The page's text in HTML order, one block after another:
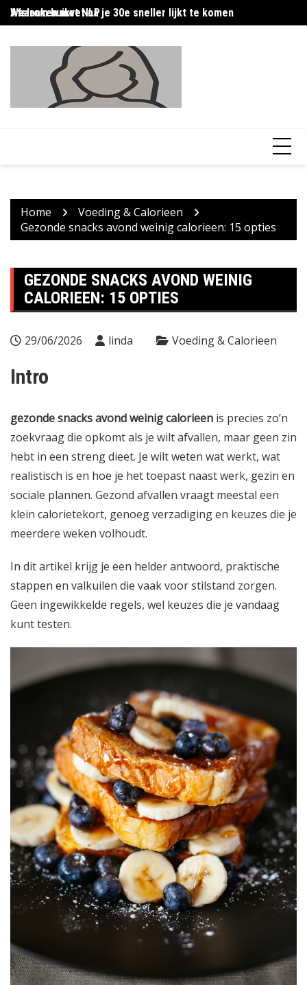
Skip
to
Afslanken met NLP
Waarom buikvet na je 30e sneller lijkt te komen
Home
Voeding & Calorieen
Gezonde snacks avond weinig calorieen: 15 opties
GEZONDE SNACKS AVOND WEINIG
CALORIEEN: 15 OPTIES
29/06/2026 linda Voeding & Calorieen
Intro
gezonde snacks avond weinig calorieen is precies zo’n
zoekvraag die opkomt als je wilt afvallen, maar geen zin
hebt in een streng dieet. Je wilt weten wat werkt, wat
realistisch is en hoe je het toepast naast werk, gezin en
sociale plannen. Gezond afvallen vraagt meestal een
klein calorietekort, genoeg verzadiging en keuzes die je
meerdere weken volhoudt.
In dit artikel krijg je een helder antwoord, praktische
stappen en valkuilen die vaak voor stilstand zorgen.
Geen ingewikkelde regels, wel keuzes die je vandaag
kunt testen.